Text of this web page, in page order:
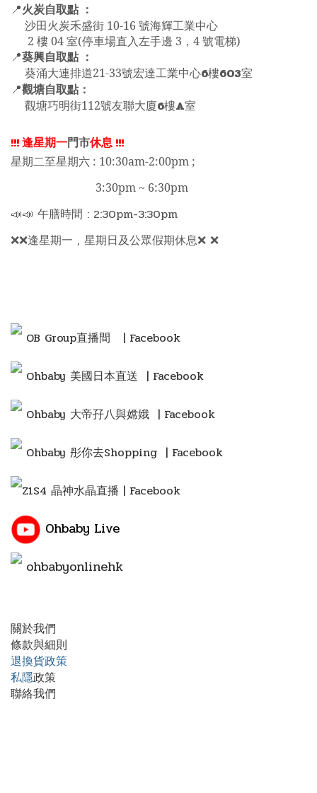
📍火炭自取點 ：
沙田火炭禾盛街 10-16 號海輝工業中心
2 樓 04 室(停車場直入左手邊 3，4 號電梯)
📍葵興自取點 ：
葵涌大連排道21-33號宏達工業中心6樓603室
📍觀塘自取點：
觀塘巧明街112號友聯大廈6樓A室
!!!逢星期一門市休息 !!!
星期二至星期六 : 10:30am-2:00pm ;
3:30pm ~ 6:30pm
📣📣 午膳時間 : 2:30pm-3:30pm
❌❌逢星期一 , 星期日及公眾假期休息❌ ❌
OB Group直播間 | Facebook
Ohbaby 美國日本直送 | Facebook
Ohbaby 大帝孖八與嫦娥 | Facebook
Ohbaby 彤你去Shopping | Facebook
Z1S4 晶神水晶直播 | Facebook
Ohbaby Live
ohbabyonlinehk
關於我們
條款與細則
退換貨政策
私隱政策
聯絡我們